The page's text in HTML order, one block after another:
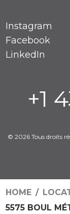
Instagram
Facebook
LinkedIn
+1
© 2026 Tous droits
HOME
5575 BOUL